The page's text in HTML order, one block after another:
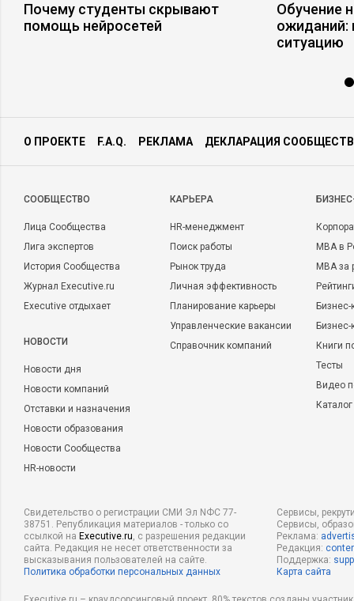
Почему студенты скрывают
помощь нейросетей
Обучение
ожиданий:
ситуацию
О ПРОЕКТЕ F.A.Q. РЕКЛАМА ДЕКЛАРАЦИЯ
CООБЩЕСТВО
Лица Сообщества
Лига экспертов
История Сообщества
Журнал Executive.ru
Executive отдыхает
НОВОСТИ
Новости дня
Новости компаний
Отставки и назначения
Новости образования
Новости Сообщества
HR-новости
КАРЬЕРА
HR-менеджмент
Поиск работы
Рынок труда
Личная эффективность
Планирование карьеры
Управленческие вакансии
Справочник компаний
MBA в
MBA
Бизнес-
Книги
Тесты
Видео
Свидетельство о регистрации СМИ Эл NФС 77-
38751. Републикация материалов - только со
ссылкой на Executive.ru, с разрешения редакции
сайта. Редакция не несет ответственности за
высказывания пользователей на сайте.
Политика обработки персональных данных
Сервисы,
Сервисы,
Реклама:
Редакция:
Поддержка:
Карта сайта